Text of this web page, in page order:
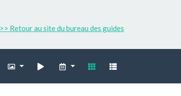
>> Retour au site du bureau des guides